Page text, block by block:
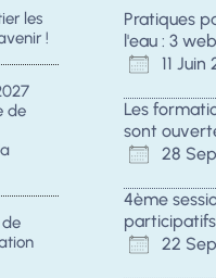
les
!
de
de
Pratiques
l'eau : 3
11 Juin
Les
sont
28
4ème
22